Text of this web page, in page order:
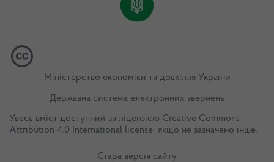
Міністерство економіки та довкілля України
Державна система електронних звернень
Увесь вміст доступний за ліцензією Creative Commons
Attribution 4.0 International license, якщо не зазначено інше.
Стара версія сайту